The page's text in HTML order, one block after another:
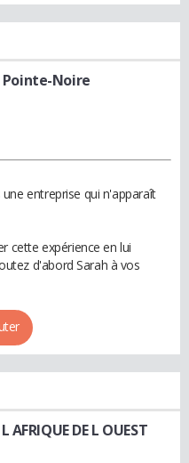
Noire
entreprise qui n'apparaît
cette expérience en lui
d'abord Sarah à vos
AFRIQUE DE L OUEST